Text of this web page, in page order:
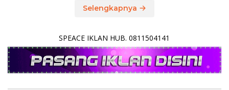
Selengkapnya
SPEACE IKLAN HUB. 0811504141